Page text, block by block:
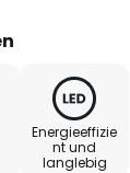
ist
wird
Leuchte -
bedienen.
Energieeffizie
nt und
langlebig